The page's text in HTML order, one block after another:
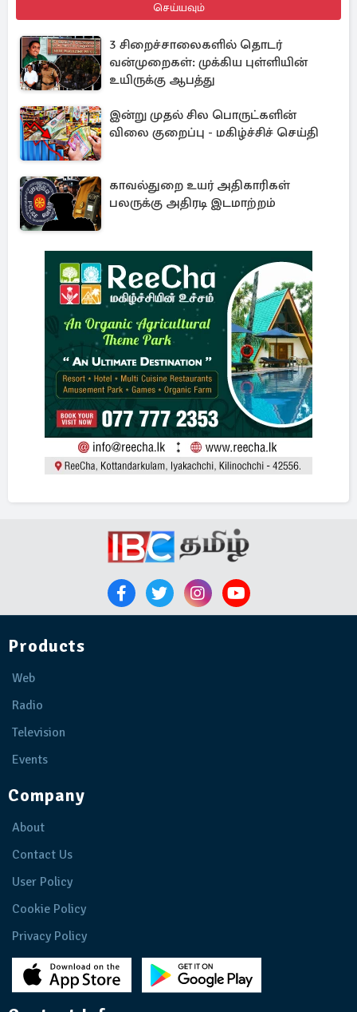
செய்யவும்
3 சிறைச்சாலைகளில் தொடர்
வன்முறைகள்: முக்கிய புள்ளியின்
உயிருக்கு ஆபத்து
இன்று முதல் சில பொருட்களின்
விலை குறைப்பு - மகிழ்ச்சிச் செய்தி
காவல்துறை உயர் அதிகாரிகள்
பலருக்கு அதிரடி இடமாற்றம்
Products
Web
Radio
Television
Events
Company
About
Contact Us
User Policy
Cookie Policy
Privacy Policy